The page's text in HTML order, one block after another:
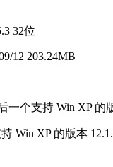
32位
12 203.24MB
Win XP 的版本